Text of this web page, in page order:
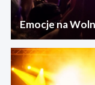
Emocje na